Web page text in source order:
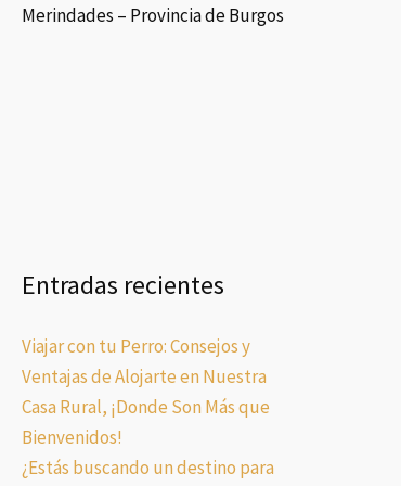
Merindades – Provincia de Burgos
Entradas recientes
Viajar con tu Perro: Consejos y
Ventajas de Alojarte en Nuestra
Casa Rural, ¡Donde Son Más que
Bienvenidos!
¿Estás buscando un destino para